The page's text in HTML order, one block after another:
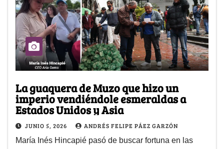
La guaquera de Muzo que hizo un
imperio vendiéndole esmeraldas a
Estados Unidos y Asia
JUNIO 5, 2026 ANDRÉS FELIPE PÁEZ GARZÓN
María Inés Hincapié pasó de buscar fortuna en las